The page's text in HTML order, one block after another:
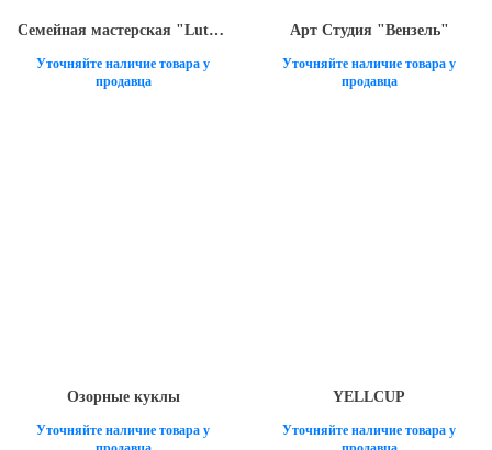
Семейная мастерская "Lutoha LifeStyle"
Уточняйте наличие товара у
продавца
Арт Студия "Вензель"
Уточняйте наличие товара у
продавца
Озорные куклы
Уточняйте наличие товара у
YELLCUP
Уточняйте наличие товара у